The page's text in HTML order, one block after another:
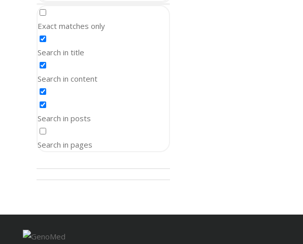
Exact matches only
Search in title
Search in content
Search in posts
Search in pages